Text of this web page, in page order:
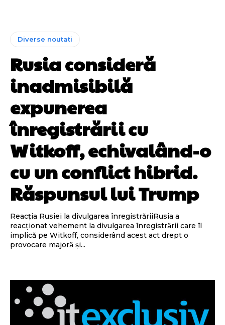
Diverse noutati
Rusia consideră
inadmisibilă
expunerea
înregistrării cu
Witkoff, echivalând-o
cu un conflict hibrid.
Răspunsul lui Trump
Reacția Rusiei la divulgarea înregistrăriiRusia a
reacționat vehement la divulgarea înregistrării care îl
implică pe Witkoff, considerând acest act drept o
provocare majoră și...